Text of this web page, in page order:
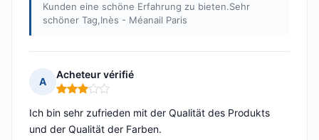
Kunden eine schöne Erfahrung zu bieten.Sehr
schöner Tag,Inès - Méanail Paris
A
Acheteur vérifié
Hinweis: 3 von 5
Ich bin sehr zufrieden mit der Qualität des Produkts
und der Qualität der Farben.